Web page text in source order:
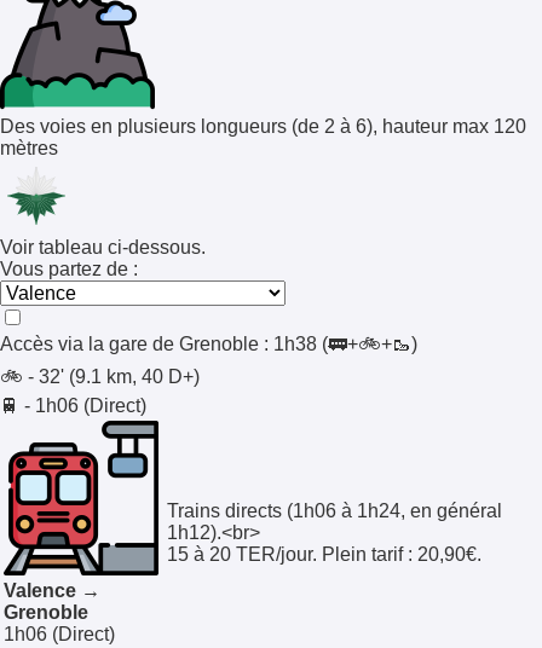
Des voies en plusieurs longueurs (de 2 à 6), hauteur max 120
mètres
Voir tableau ci-dessous.
Vous partez de :
Accès via la gare de Grenoble : 1h38 (🚃+🚲+🥾)
🚲 - 32' (9.1 km, 40 D+)
🚆 - 1h06 (Direct)
Valence →
Grenoble
1h06 (Direct)
Trains directs (1h06 à 1h24, en général
1h12).<br>
15 à 20 TER/jour. Plein tarif : 20,90€.